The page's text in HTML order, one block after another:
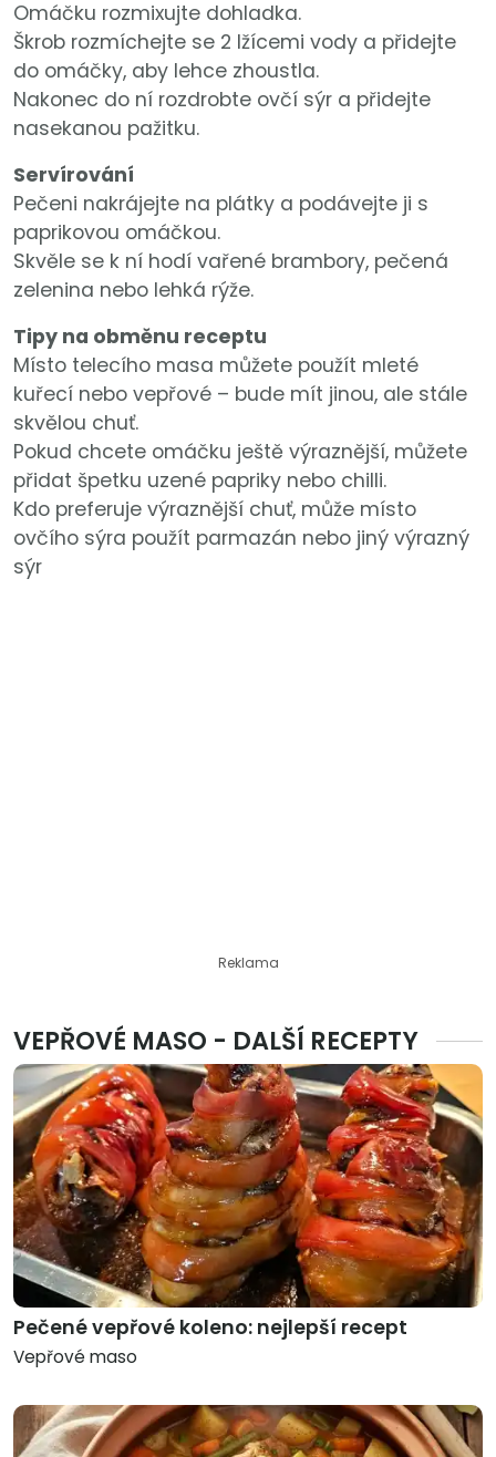
Omáčku rozmixujte dohladka.
Škrob rozmíchejte se 2 lžícemi vody a přidejte
do omáčky, aby lehce zhoustla.
Nakonec do ní rozdrobte ovčí sýr a přidejte
nasekanou pažitku.
Servírování
Pečeni nakrájejte na plátky a podávejte ji s
paprikovou omáčkou.
Skvěle se k ní hodí vařené brambory, pečená
zelenina nebo lehká rýže.
Tipy na obměnu receptu
Místo telecího masa můžete použít mleté
kuřecí nebo vepřové – bude mít jinou, ale stále
skvělou chuť.
Pokud chcete omáčku ještě výraznější, můžete
přidat špetku uzené papriky nebo chilli.
Kdo preferuje výraznější chuť, může místo
ovčího sýra použít parmazán nebo jiný výrazný
sýr
Reklama
VEPŘOVÉ MASO - DALŠÍ RECEPTY
Pečené vepřové koleno: nejlepší recept
Vepřové maso